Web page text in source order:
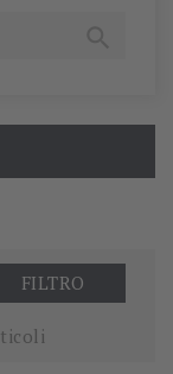
FILTRO